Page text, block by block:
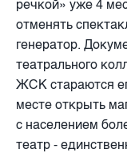
речкой» уже 4
отменять
генератор.
театрального
ЖСК стараются
месте открыть
с населением
театр -